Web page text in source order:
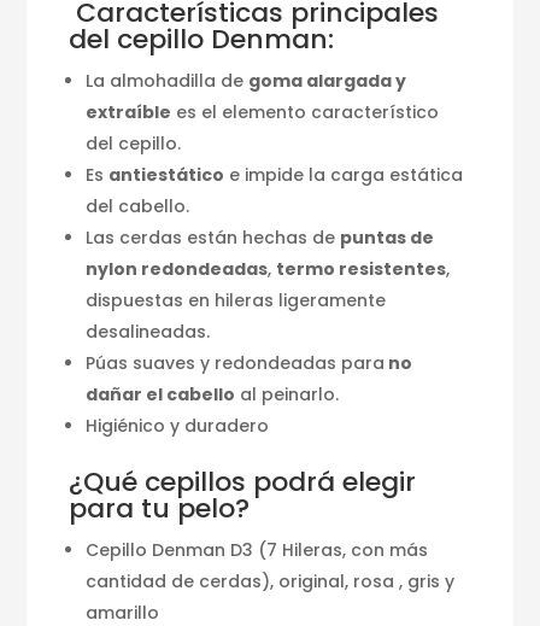
Características principales
del cepillo Denman:
La almohadilla de goma alargada y
extraíble es el elemento característico
del cepillo.
Es antiestático e impide la carga estática
del cabello.
Las cerdas están hechas de puntas de
nylon redondeadas, termo resistentes,
dispuestas en hileras ligeramente
desalineadas.
Púas suaves y redondeadas para no
dañar el cabello al peinarlo.
Higiénico y duradero
¿Qué cepillos podrá elegir
para tu pelo?
Cepillo Denman D3 (7 Hileras, con más
cantidad de cerdas), original, rosa , gris y
amarillo